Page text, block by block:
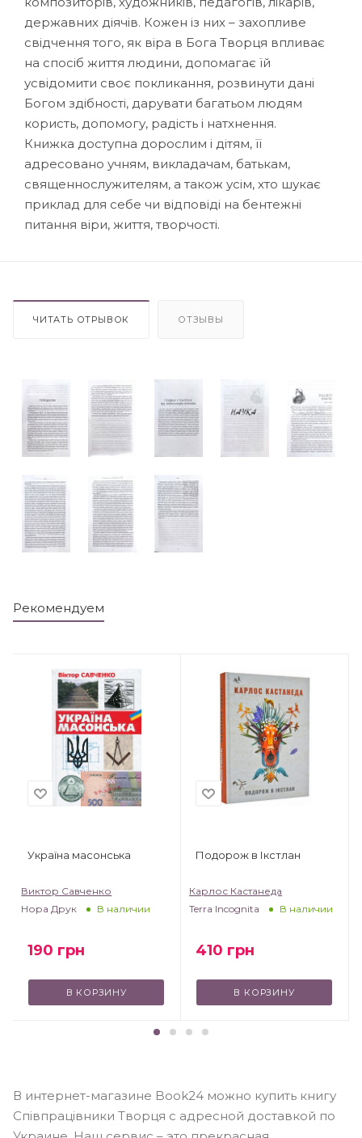
державних діячів. Кожен із них – захопливе
свідчення того, як віра в Бога Творця впливає
на спосіб життя людини, допомагає їй
усвідомити своє покликання, розвинути дані
Богом здібності, дарувати багатьом людям
користь, допомогу, радість і натхнення.
Книжка доступна дорослим і дітям, її
адресовано учням, викладачам, батькам,
священнослужителям, а також усім, хто шукає
приклад для себе чи відповіді на бентежні
питання віри, життя, творчості.
ЧИТАТЬ ОТРЫВОК ОТЗЫВЫ
Рекомендуем
Україна масонська
Виктор Савченко
Нора Друк
В наличии
190 грн
В КОРЗИНУ
Подорож в Ікстлан
Карлос Кастанеда
Terra Incognita
В наличии
410 грн
В КОРЗИНУ
В интернет-магазине Book24 можно купить книгу
Співпрацівники Творця с адресной доставкой по